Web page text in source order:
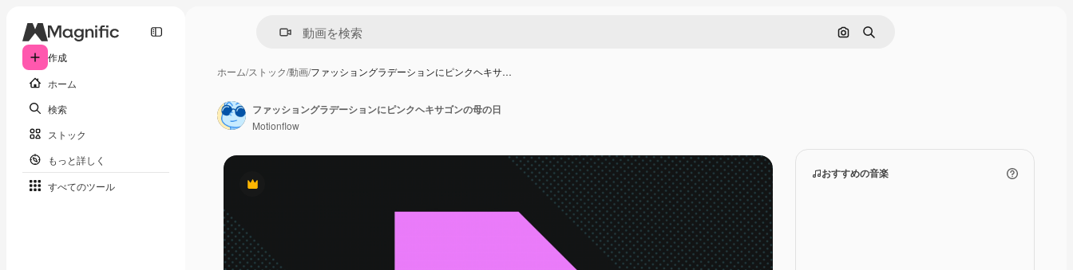
作成
ホーム
検索
ストック
もっと詳しく
すべてのツール
画像で検索
検索
ホーム/ストック/動画/ファッショングラデーションにピンクヘキサ…
Premium
おすすめの音楽
ファッショングラデーションにピンクヘキサゴンの母の日
Motionflow